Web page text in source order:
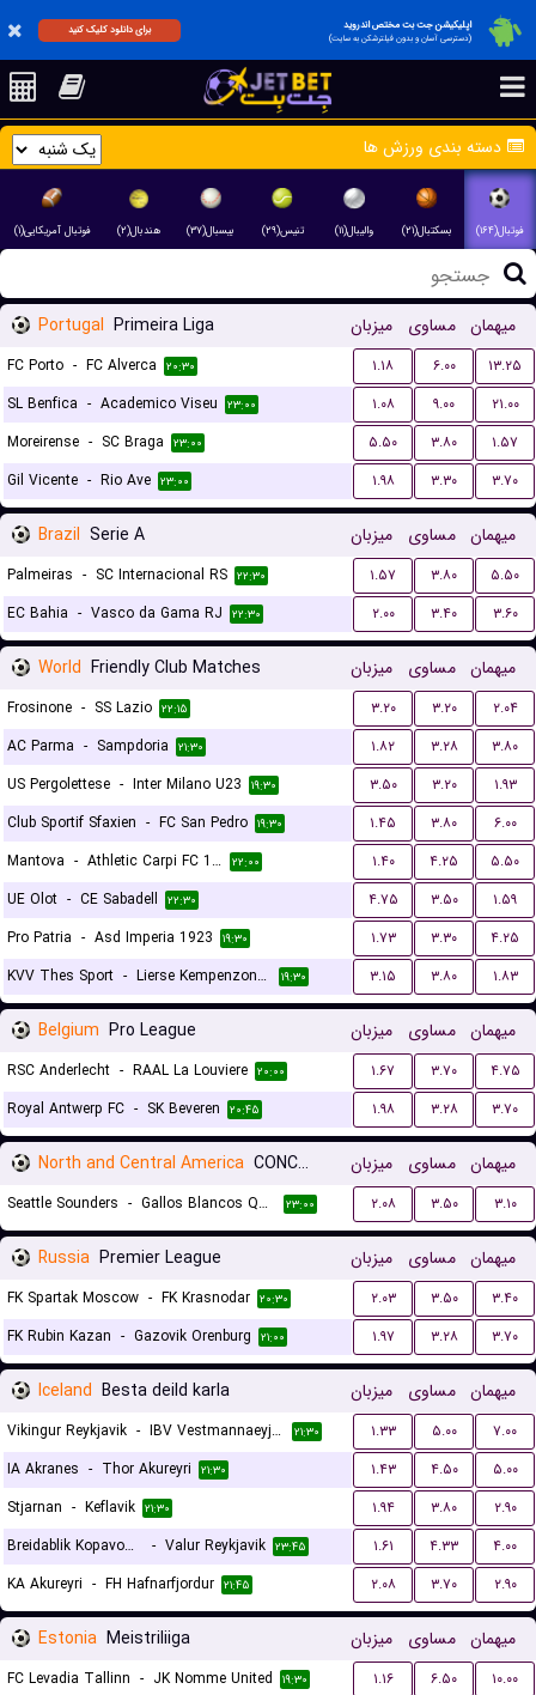
اپلیکیشن جت بت مختص اندروید
(دسترسی آسان و بدون فیلترشکن به سایت)
برای دانلود کلیک کنید
دسته بندی ورزش ها
فوتبال(۱۶۴) بسکتبال(۲۱) والیبال(۱۱) تنیس(۲۹) بیسبال(۳۷) هندبال(۲) فوتبال آمریکایی(۱)
Portugal Primeira Liga میزبان مساوی میهمان
FC Porto - FC Alverca ۲۰:۳۰ ۱.۱۸ ۶.۰۰
۱۳.۲۵
SL Benfica - Academico Viseu ۲۳:۰۰ ۱.۰۸ ۹.۰۰
۲۱.۰۰
Moreirense - SC Braga ۲۳:۰۰ ۵.۵۰ ۳.۸۰
۱.۵۷
Gil Vicente - Rio Ave ۲۳:۰۰ ۱.۹۸ ۳.۳۰ ۳.۷۰
Brazil Serie A میزبان مساوی میهمان
Palmeiras - SC Internacional RS ۲۲:۳۰ ۱.۵۷ ۳.۸۰
۵.۵۰
EC Bahia - Vasco da Gama RJ ۲۲:۳۰ ۲.۰۰ ۳.۴۰ ۳.۶۰
World Friendly Club Matches میزبان مساوی میهمان
Frosinone - SS Lazio ۲۲:۱۵ ۳.۲۰ ۳.۲۰
۲.۰۴
AC Parma - Sampdoria ۲۱:۳۰ ۱.۸۲ ۳.۲۸
۳.۸۰
US Pergolettese - Inter Milano U23 ۱۹:۳۰ ۳.۵۰ ۳.۲۰
۱.۹۳
Club Sportif Sfaxien - FC San Pedro ۱۹:۳۰ ۱.۴۵ ۳.۸۰
۶.۰۰
Mantova - Athletic Carpi FC 1909 ۲۲:۰۰ ۱.۴۰ ۴.۲۵
۵.۵۰
UE Olot - CE Sabadell ۲۲:۳۰ ۴.۷۵ ۳.۵۰
۱.۵۹
Pro Patria - Asd Imperia 1923 ۱۹:۳۰ ۱.۷۳ ۳.۳۰
۴.۲۵
KVV Thes Sport - Lierse Kempenzonen ۱۹:۳۰ ۳.۱۵ ۳.۸۰ ۱.۸۳
Belgium Pro League میزبان مساوی میهمان
RSC Anderlecht - RAAL La Louviere ۲۰:۰۰ ۱.۶۷ ۳.۷۰
۴.۷۵
Royal Antwerp FC - SK Beveren ۲۰:۴۵ ۱.۹۸ ۳.۲۸ ۳.۷۰
North and Central America CONCACAF Leagues Cup میزبان مساوی میهمان
Seattle Sounders - Gallos Blancos Queretaro ۲۳:۰۰ ۲.۰۸ ۳.۵۰ ۳.۱۰
Russia Premier League میزبان مساوی میهمان
FK Spartak Moscow - FK Krasnodar ۲۰:۳۰ ۲.۰۳ ۳.۵۰
۳.۴۰
FK Rubin Kazan - Gazovik Orenburg ۲۱:۰۰ ۱.۹۷ ۳.۲۸ ۳.۷۰
Iceland Besta deild karla میزبان مساوی میهمان
Vikingur Reykjavik - IBV Vestmannaeyjar ۲۱:۳۰ ۱.۳۳ ۵.۰۰
۷.۰۰
IA Akranes - Thor Akureyri ۲۱:۳۰ ۱.۴۳ ۴.۵۰
۵.۰۰
Stjarnan - Keflavik ۲۱:۳۰ ۱.۹۴ ۳.۸۰
۲.۹۰
Breidablik Kopavogur
- Valur Reykjavik ۲۳:۴۵ ۱.۶۱ ۴.۳۳
۴.۰۰
KA Akureyri - FH Hafnarfjordur ۲۱:۴۵ ۲.۰۸ ۳.۷۰ ۲.۹۰
Estonia Meistriliiga میزبان مساوی میهمان
FC Levadia Tallinn - JK Nomme United ۱۹:۳۰ ۱.۱۶ ۶.۵۰ ۱۰.۰۰